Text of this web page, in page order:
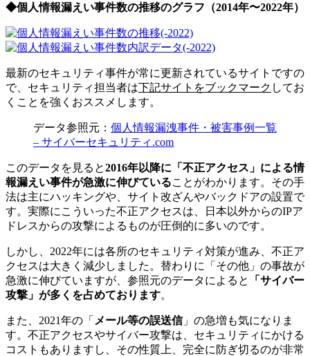
◆個人情報漏えい事件数の推移のグラフ（2014年〜2022年）
最新のセキュリティ事件が常に更新されているサイトですの
で、セキュリティ担当者は下記サイトをブックマーク してお
くことを強くおススメします。
データ参照元： 個人情報漏洩事件・被害事例一覧
– サイバーセキュリティ.com
このデータを見ると2016年以降に「不正アクセス」による情
報漏えい事件が急激に伸びていることがわかります。その手
法は主にハッキングや、サイト改ざんやバックドアの設置で
す。実際にこういった不正アクセスは、日本以外からのIPア
ドレスからの攻撃によるものが圧倒的に多いのです。
しかし、2022年には各所のセキュリティ対策が進み、不正ア
クセスは大きく減少しました。替わりに「その他」の事故が
急激に伸びていますが、参照元のデータによると
「サイバー
攻撃」が多くを占めております。
また、2021年の「 メール等の誤送信」の急増も気になりま
す。不正アクセスやサイバー攻撃は、セキュリティにかける
コストもありますし、その性質上、完全に防ぎ切るのが非常